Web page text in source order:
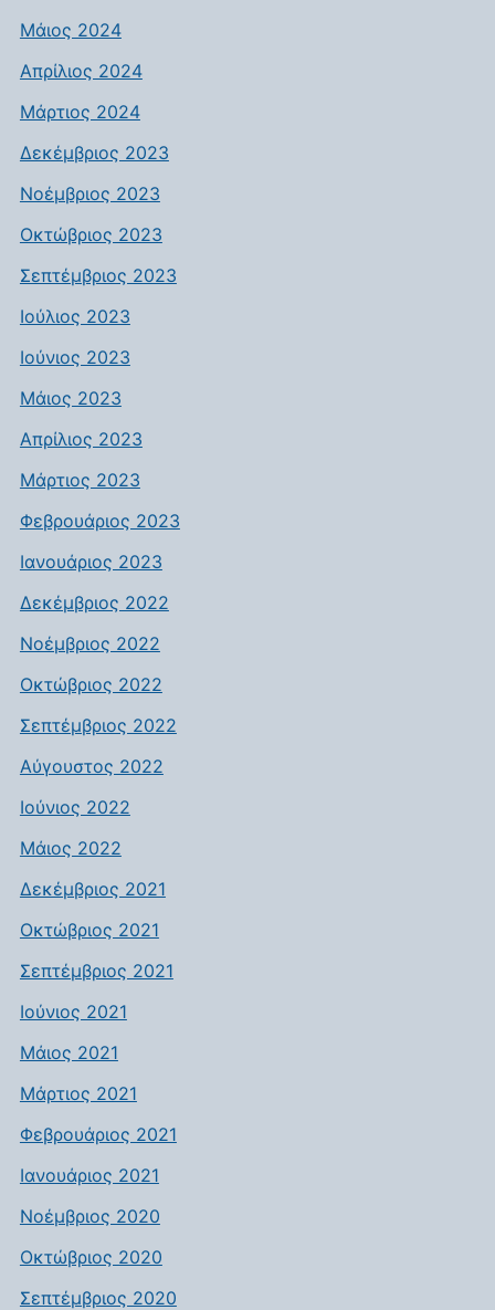
Μάιος 2024
Απρίλιος 2024
Μάρτιος 2024
Δεκέμβριος 2023
Νοέμβριος 2023
Οκτώβριος 2023
Σεπτέμβριος 2023
Ιούλιος 2023
Ιούνιος 2023
Μάιος 2023
Απρίλιος 2023
Μάρτιος 2023
Φεβρουάριος 2023
Ιανουάριος 2023
Δεκέμβριος 2022
Νοέμβριος 2022
Οκτώβριος 2022
Σεπτέμβριος 2022
Αύγουστος 2022
Ιούνιος 2022
Μάιος 2022
Δεκέμβριος 2021
Οκτώβριος 2021
Σεπτέμβριος 2021
Ιούνιος 2021
Μάιος 2021
Μάρτιος 2021
Φεβρουάριος 2021
Ιανουάριος 2021
Νοέμβριος 2020
Οκτώβριος 2020
Σεπτέμβριος 2020